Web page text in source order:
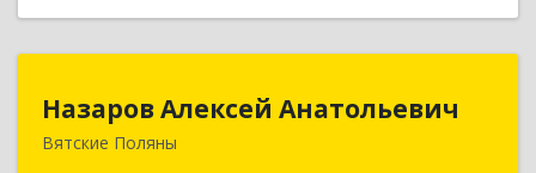
Назаров Алексей Анатольевич
Вятские Поляны
Назаров Алексей Анатольевич
612964,Кировская обл,город Вятские Поляны